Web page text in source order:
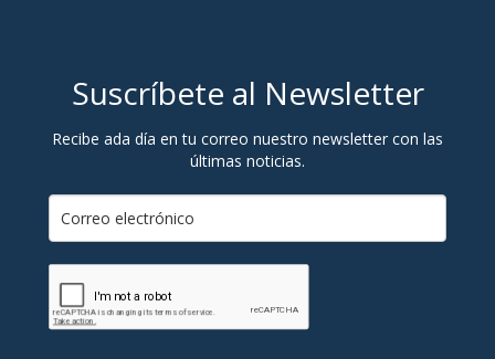
Suscríbete al Newsletter
Recibe ada día en tu correo nuestro newsletter con las
últimas noticias.